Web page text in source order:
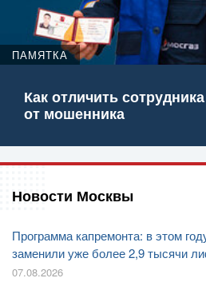
ПАМЯТКА
Как отличить
от мошенника
Новости Москвы
Программа капремонта: в этом
заменили уже более 2,9 тысячи
07.08.2026